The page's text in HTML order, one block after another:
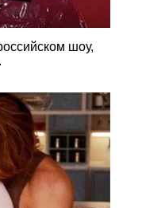
шоу,